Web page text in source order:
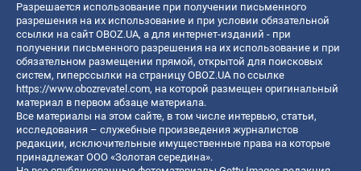
Разрешается использование при получении письменного
разрешения на их использование и при условии обязательной
ссылки на сайт OBOZ.UA, а для интернет-изданий - при
получении письменного разрешения на их использование и при
обязательном размещении прямой, открытой для поисковых
систем, гиперссылки на страницу OBOZ.UA по ссылке
https://www.obozrevatel.com, на которой размещен оригинальный
материал в первом абзаце материала.
Все материалы на этом сайте, в том числе интервью, статьи,
исследования – служебные произведения журналистов
редакции, исключительные имущественные права на которые
принадлежат ООО «Золотая середина».